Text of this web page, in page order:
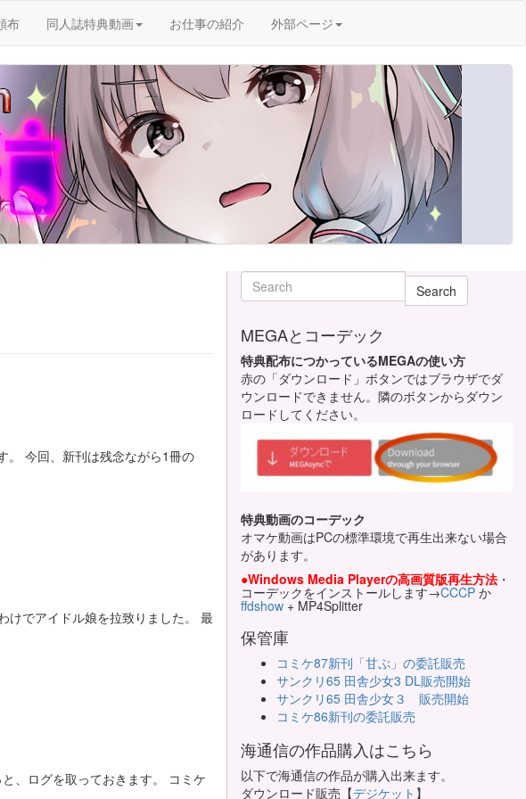
布 同人誌特典動画 お仕事の紹介 外部ページ
。 今回、新刊は残念ながら1冊の
けでアイドル娘を拉致りました。 最
、ログを取っておきます。 コミケ
Search
MEGAとコーデック
特典配布につかっているMEGAの使い方
赤の「ダウンロード」ボタンではブラウザでダ
ウンロードできません。隣のボタンからダウン
ロードしてください。
特典動画のコーデック
オマケ動画はPCの標準環境で再生出来ない場合
があります。
●Windows Media Playerの高画質版再生方法 ・
コーデックをインストールします→CCCP か
ffdshow + MP4Splitter
保管庫
コミケ87新刊「甘ぷ」の委託販売
サンクリ65 田舎少女3 DL販売開始
サンクリ65 田舎少女３ 販売開始
コミケ86新刊の委託販売
海通信の作品購入はこちら
以下で海通信の作品が購入出来ます。
ダウンロード販売【デジケット 】